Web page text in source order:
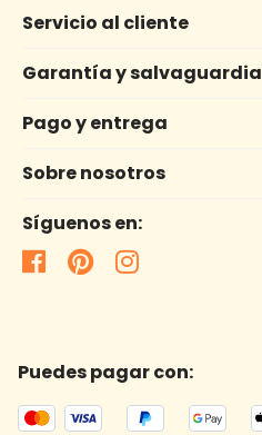
Servicio al cliente
Garantía y salvaguardia
Pago y entrega
Sobre nosotros
Síguenos en:
Puedes pagar con: